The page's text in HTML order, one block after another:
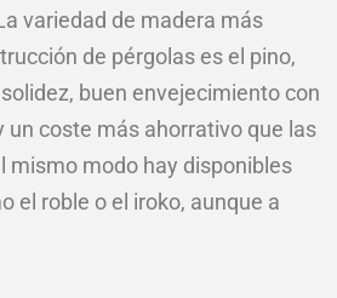
variedad de madera más
de pérgolas es el pino,
buen envejecimiento con
un coste más ahorrativo que las
mismo modo hay disponibles
el roble o el iroko, aunque a